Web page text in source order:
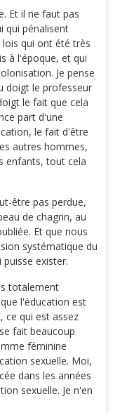
Et il ne faut pas
qui pénalisent
qui ont été très
à l'époque, et qui
Je pense
doigt le professeur
le fait que cela
part d'une
le fait d'être
autres hommes,
enfants, tout cela
être pas perdue,
de chagrin, au
Et que nous
systématique du
exister.
totalement
l'éducation est
ce qui est assez
fait beaucoup
féminine
sexuelle. Moi,
dans les années
sexuelle. Je n'en